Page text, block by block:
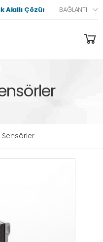
Çözümler BAĞLANTI
Sensörler